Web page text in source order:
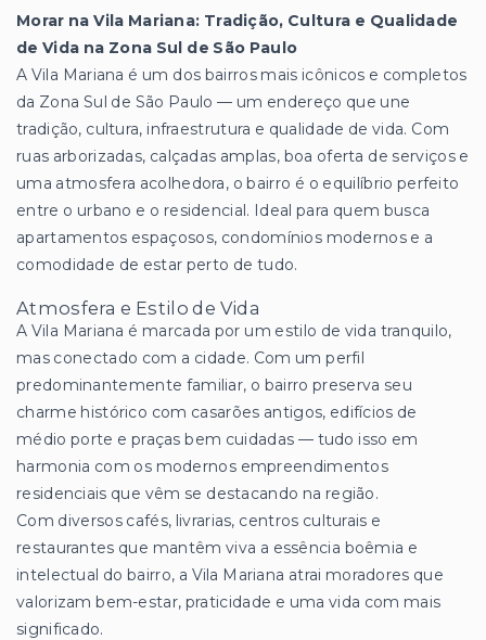
Morar na Vila Mariana: Tradição, Cultura e Qualidade
de Vida na Zona Sul de São Paulo
A Vila Mariana é um dos bairros mais icônicos e completos
da Zona Sul de São Paulo — um endereço que une
tradição, cultura, infraestrutura e qualidade de vida. Com
ruas arborizadas, calçadas amplas, boa oferta de serviços e
uma atmosfera acolhedora, o bairro é o equilíbrio perfeito
entre o urbano e o residencial. Ideal para quem busca
apartamentos espaçosos, condomínios modernos e a
comodidade de estar perto de tudo.
Atmosfera e Estilo de Vida
A Vila Mariana é marcada por um estilo de vida tranquilo,
mas conectado com a cidade. Com um perfil
predominantemente familiar, o bairro preserva seu
charme histórico com casarões antigos, edifícios de
médio porte e praças bem cuidadas — tudo isso em
harmonia com os modernos empreendimentos
residenciais que vêm se destacando na região.
Com diversos cafés, livrarias, centros culturais e
restaurantes que mantêm viva a essência boêmia e
intelectual do bairro, a Vila Mariana atrai moradores que
valorizam bem-estar, praticidade e uma vida com mais
significado.